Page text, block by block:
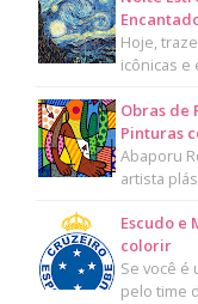
Hoje,
icônicas
Obras de
Pinturas
Abaporu
artista
Escudo e
colorir
Se você
pelo time